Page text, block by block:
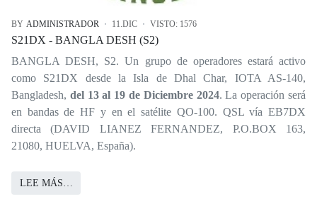
BY ADMINISTRADOR 11.DIC VISTO: 1576
S21DX - BANGLA DESH (S2)
BANGLA DESH, S2. Un grupo de operadores estará activo
como S21DX desde la Isla de Dhal Char, IOTA AS-140,
Bangladesh, del 13 al 19 de Diciembre 2024. La operación será
en bandas de HF y en el satélite QO-100. QSL vía EB7DX
directa (DAVID LIANEZ FERNANDEZ, P.O.BOX 163,
21080, HUELVA, España).
LEE MÁS…